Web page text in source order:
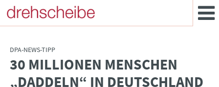
DPA-NEWS-TIPP
:30 MILLIONEN MENSCHEN
„DADDELN“ IN DEUTSCHLAND